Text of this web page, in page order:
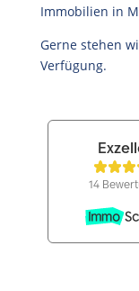
Immobilien in
Gerne stehen
Verfügung.